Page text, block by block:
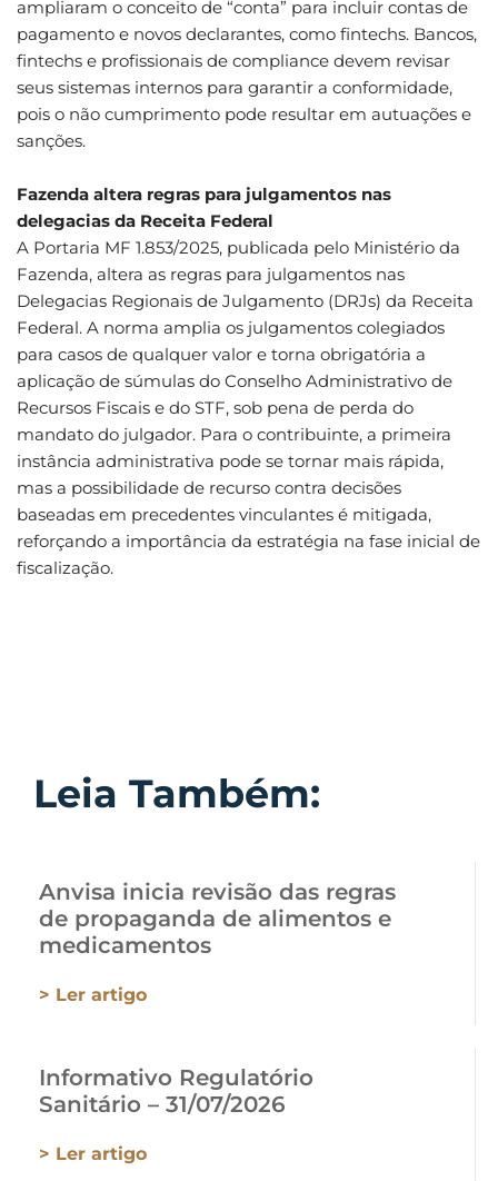
ampliaram o conceito de “conta” para incluir contas de
pagamento e novos declarantes, como fintechs. Bancos,
fintechs e profissionais de compliance devem revisar
seus sistemas internos para garantir a conformidade,
pois o não cumprimento pode resultar em autuações e
sanções.
Fazenda altera regras para julgamentos nas
delegacias da Receita Federal
A Portaria MF 1.853/2025, publicada pelo Ministério da
Fazenda, altera as regras para julgamentos nas
Delegacias Regionais de Julgamento (DRJs) da Receita
Federal. A norma amplia os julgamentos colegiados
para casos de qualquer valor e torna obrigatória a
aplicação de súmulas do Conselho Administrativo de
Recursos Fiscais e do STF, sob pena de perda do
mandato do julgador. Para o contribuinte, a primeira
instância administrativa pode se tornar mais rápida,
mas a possibilidade de recurso contra decisões
baseadas em precedentes vinculantes é mitigada,
reforçando a importância da estratégia na fase inicial de
fiscalização.
Leia Também:
Anvisa inicia revisão das regras
de propaganda de alimentos e
medicamentos
> Ler artigo
Informativo Regulatório
Sanitário – 31/07/2026
> Ler artigo